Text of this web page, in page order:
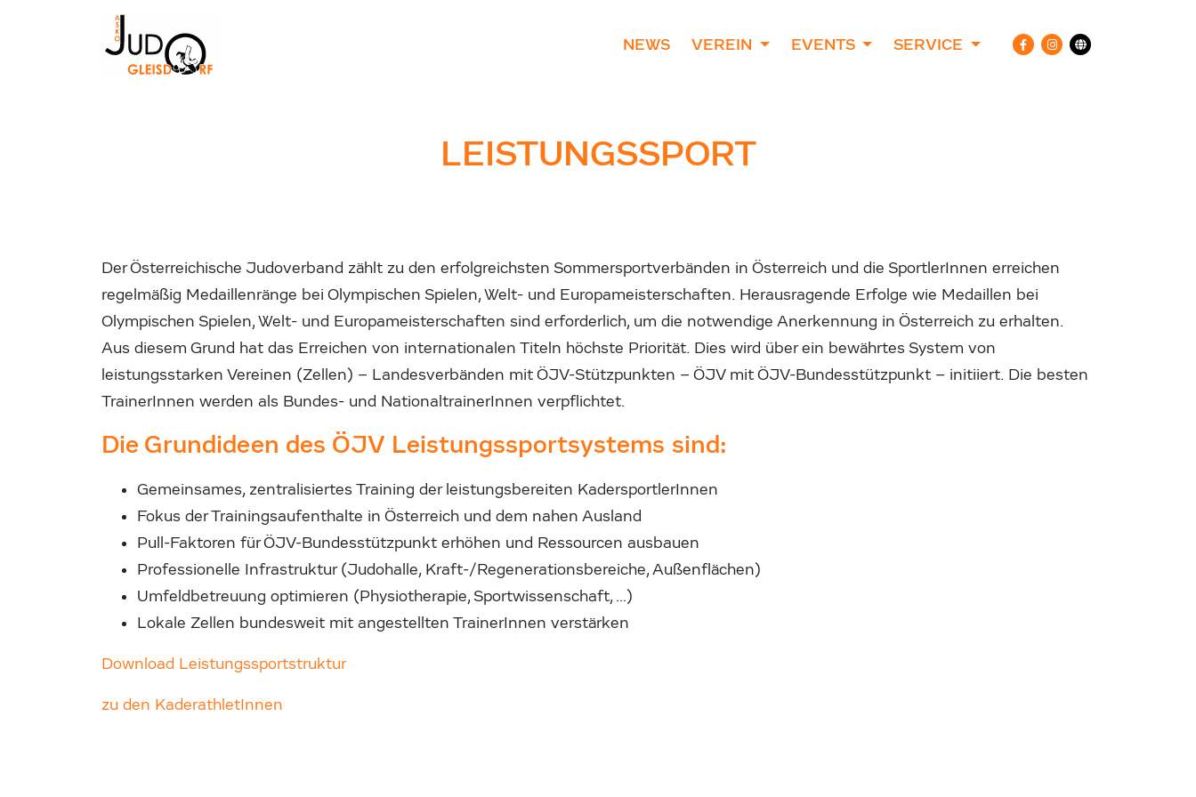
NEWS VEREIN EVENTS SERVICE
LEISTUNGSSPORT
Der Österreichische Judoverband zählt zu den erfolgreichsten Sommersportverbänden in Österreich und die SportlerInnen erreichen
regelmäßig Medaillenränge bei Olympischen Spielen, Welt- und Europameisterschaften. Herausragende Erfolge wie Medaillen bei
Olympischen Spielen, Welt- und Europameisterschaften sind erforderlich, um die notwendige Anerkennung in Österreich zu erhalten.
Aus diesem Grund hat das Erreichen von internationalen Titeln höchste Priorität. Dies wird über ein bewährtes System von
leistungsstarken Vereinen (Zellen) – Landesverbänden mit ÖJV-Stützpunkten – ÖJV mit ÖJV-Bundesstützpunkt – initiiert. Die besten
TrainerInnen werden als Bundes- und NationaltrainerInnen verpflichtet.
Die Grundideen des ÖJV Leistungssportsystems sind:
Gemeinsames, zentralisiertes Training der leistungsbereiten KadersportlerInnen
Fokus der Trainingsaufenthalte in Österreich und dem nahen Ausland
Pull-Faktoren für ÖJV-Bundesstützpunkt erhöhen und Ressourcen ausbauen
Professionelle Infrastruktur (Judohalle, Kraft-/Regenerationsbereiche, Außenflächen)
Umfeldbetreuung optimieren (Physiotherapie, Sportwissenschaft, …)
Lokale Zellen bundesweit mit angestellten TrainerInnen verstärken
Download Leistungssportstruktur
zu den KaderathletInnen